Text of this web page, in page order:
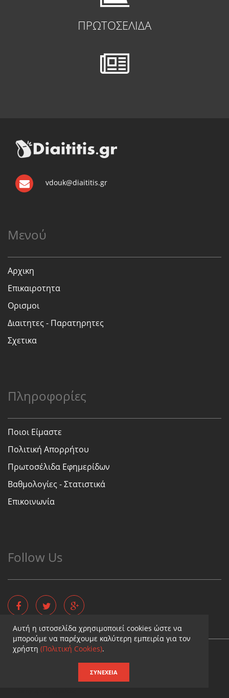
ΠΡΩΤΟΣΕΛΙΔΑ
vdouk@diaititis.gr
Μενού
Αρχικη
Επικαιροτητα
Ορισμοι
Διαιτητες - Παρατηρητες
Σχετικα
Πληροφορίες
Ποιοι Είμαστε
Πολιτική Απορρήτου
Πρωτοσέλιδα Εφημερίδων
Βαθμολογίες - Στατιστικά
Επικοινωνία
Follow Us
Copyright © - Diaititis.gr - All Rights Reserved.
Σχεδιασμός & κατασκευή ιστοσελίδων
Καταχωρηση επιχειρησης
Αυτή η ιστοσελίδα χρησιμοποιεί cookies ώστε να
μπορούμε να παρέχουμε καλύτερη εμπειρία για τον
χρήστη (Πολιτική Cookies).
ΣΥΝΈΧΕΙΑ